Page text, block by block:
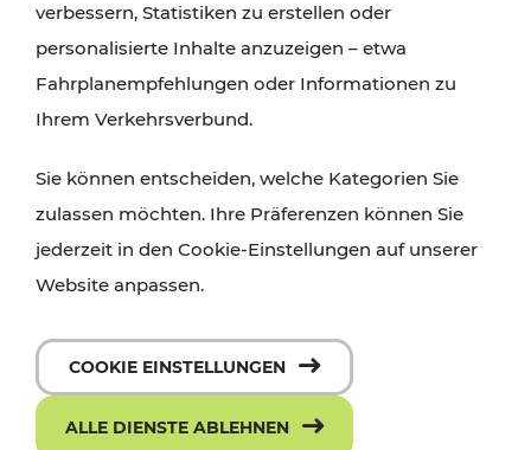
verbessern, Statistiken zu erstellen oder
personalisierte Inhalte anzuzeigen – etwa
Fahrplanempfehlungen oder Informationen zu
Ihrem Verkehrsverbund.
Sie können entscheiden, welche Kategorien Sie
zulassen möchten. Ihre Präferenzen können Sie
jederzeit in den Cookie-Einstellungen auf unserer
Website anpassen.
COOKIE EINSTELLUNGEN
ALLE DIENSTE ABLEHNEN